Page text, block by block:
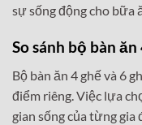
sự sống động cho bữa
So sánh bộ bàn
Bộ bàn ăn 4 ghế và 6
điểm riêng. Việc lựa
gian sống của từng gia